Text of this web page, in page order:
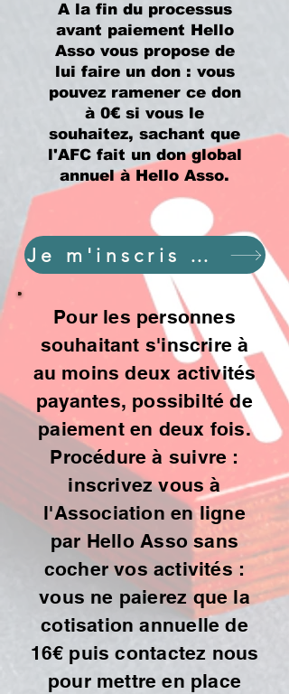
A la fin du processus
avant paiement Hello
Asso vous propose de
lui faire un don : vous
pouvez ramener ce don
à 0€ si vous le
souhaitez, sachant que
l'AFC fait un don global
annuel à Hello Asso.
Je m'inscris et je paye mes activités en ligne
Pour les personnes
souhaitant s'inscrire à
au moins deux activités
payantes, possibilté de
paiement en deux fois.
Procédure à suivre :
inscrivez vous à
l'Association en ligne
par Hello Asso sans
cocher vos activités :
vous ne paierez que la
cotisation annuelle de
16€ puis contactez nous
pour mettre en place